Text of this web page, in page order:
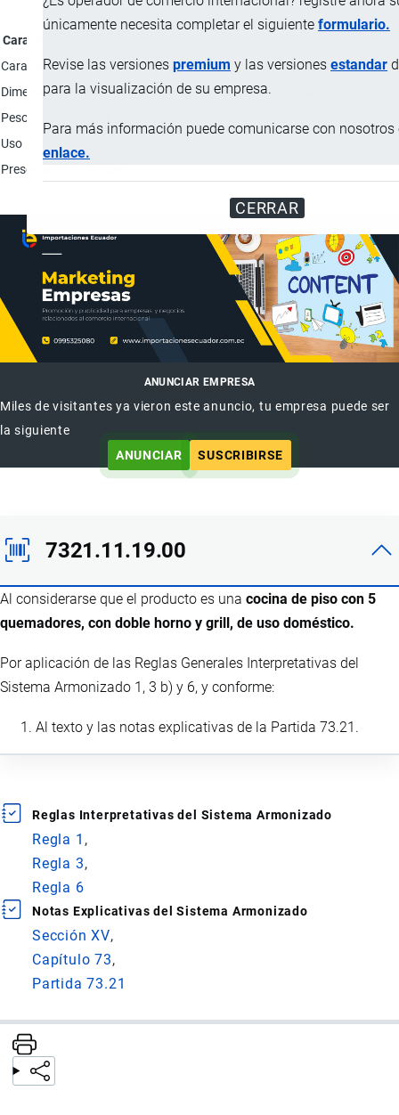
únicamente necesita completar el siguiente formulario.
Revise las versiones premium y las versiones estandar
para la visualización de su empresa.
Para más información puede comunicarse con nosotros
enlace.
CERRAR
Característica
Características 5 quemadores, uno triple llama, uno rápido y tres
Dimensiones
Alto: 96 cm; Ancho: 76.2 cm; Profundo: 68 cm.
Peso
Uso
Presentación
ANUNCIAR EMPRESA
Miles de visitantes ya vieron este anuncio, tu empresa puede ser
la siguiente
ANUNCIAR
SUSCRIBIRSE
7321.11.19.00
Al considerarse que el producto es una cocina de piso con 5
quemadores, con doble horno y grill, de uso doméstico.
Por aplicación de las Reglas Generales Interpretativas del
Sistema Armonizado 1, 3 b) y 6, y conforme:
Al texto y las notas explicativas de la Partida 73.21.
Reglas Interpretativas del Sistema Armonizado
Regla 1
Regla 3
Regla 6
Notas Explicativas del Sistema Armonizado
Sección XV
Capítulo 73
Partida 73.21